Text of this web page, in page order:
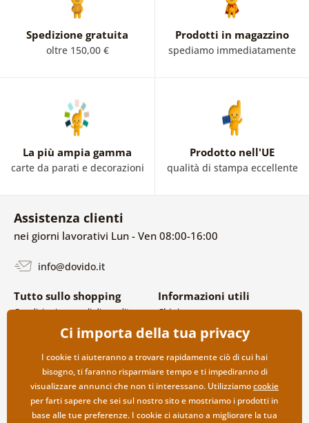
Spedizione gratuita
oltre 150,00 €
Prodotti in magazzino
spediamo immediatamente
La più ampia gamma
carte da parati e decorazioni
Prodotto nell'UE
qualità di stampa eccellente
Assistenza clienti
nei giorni lavorativi Lun - Ven 08:00-16:00
info@dovido.it
Tutto sullo shopping
Condizioni generali di vendita e
Politica sulla privacy
Opzioni di spedizione e
pagamento
Reso della merce
Informazioni utili
Chi siamo
FAQ
Contatti
Collaborazione all’ingrosso
Ci importa della tua privacy
I cookie ti aiuteranno a trovare rapidamente ciò di cui hai
bisogno, ti faranno risparmiare tempo e ti impediranno di
visualizzare annunci che non ti interessano. Utilizziamocookie
per farti sapere che sei sul nostro sito e mostriamo i prodotti in
base alle tue preferenze. I cookie ci aiutano a migliorare la tua